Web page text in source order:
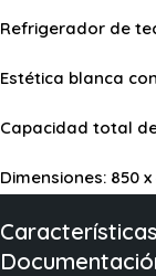
Refrigerador de
Estética blanca
Capacidad total
Dimensiones: 850
Características